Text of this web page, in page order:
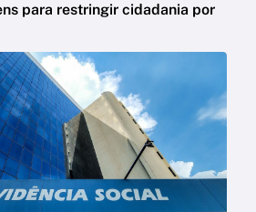
para restringir cidadania por